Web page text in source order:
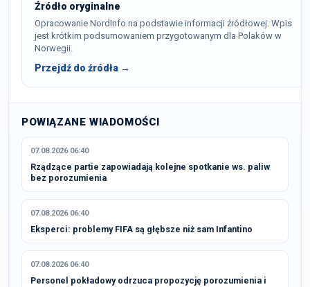
Źródło oryginalne
Opracowanie NordInfo na podstawie informacji źródłowej. Wpis
jest krótkim podsumowaniem przygotowanym dla Polaków w
Norwegii.
Przejdź do źródła →
POWIĄZANE WIADOMOŚCI
07.08.2026 06:40
Rządzące partie zapowiadają kolejne spotkanie ws. paliw
bez porozumienia
07.08.2026 06:40
Eksperci: problemy FIFA są głębsze niż sam Infantino
07.08.2026 06:40
Personel pokładowy odrzuca propozycję porozumienia i